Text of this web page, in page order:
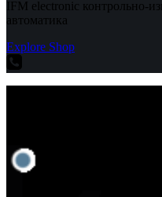
IFM electronic контрольно-
автоматика
Explore Shop